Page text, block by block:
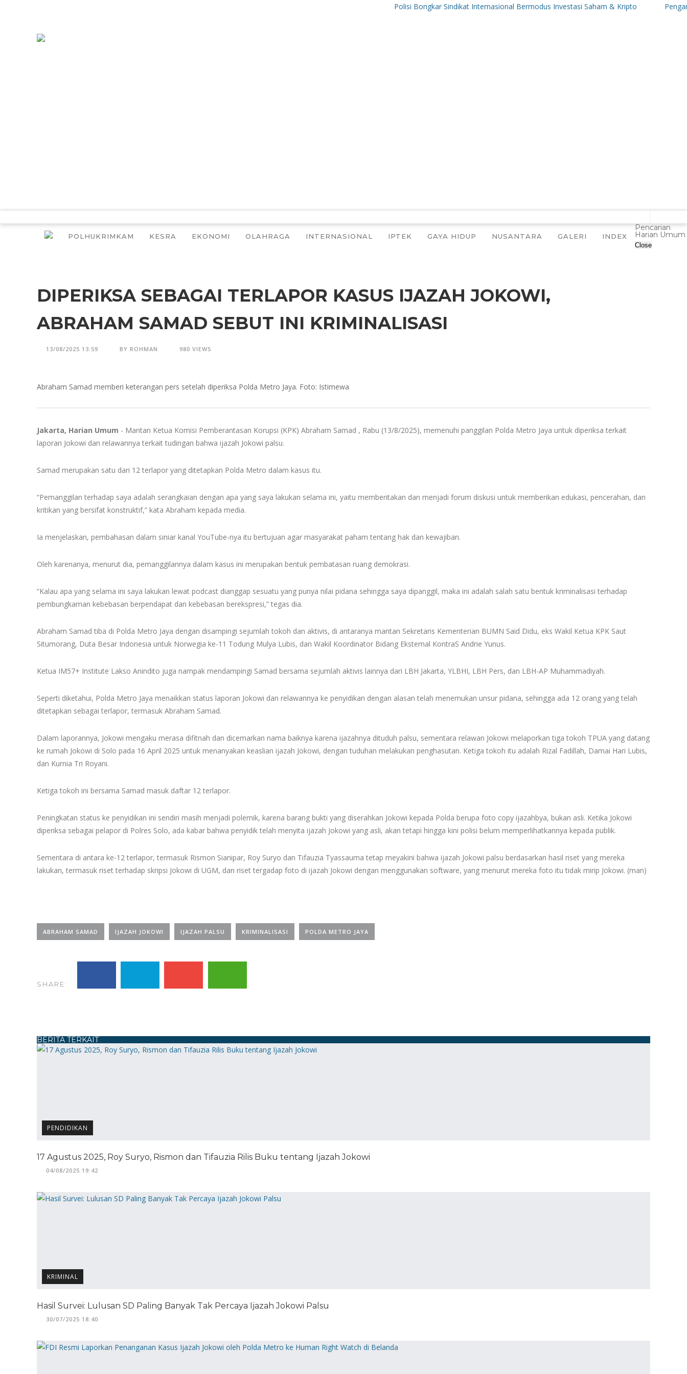
Polisi Bongkar Sindikat Internasional Bermodus Investasi Saham & Kripto Pengamat
POLHUKRIMKAM KESRA EKONOMI OLAHRAGA INTERNASIONAL IPTEK GAYA HIDUP NUSANTARA GALERI INDEX
Pencarian
Harian Umum
Close
DIPERIKSA SEBAGAI TERLAPOR KASUS IJAZAH JOKOWI,
ABRAHAM SAMAD SEBUT INI KRIMINALISASI
13/08/2025 13:59 BY ROHMAN 980 VIEWS
Abraham Samad memberi keterangan pers setelah diperiksa Polda Metro Jaya. Foto: Istimewa
Jakarta, Harian Umum - Mantan Ketua Komisi Pemberantasan Korupsi (KPK) Abraham Samad , Rabu (13/8/2025), memenuhi panggilan Polda Metro Jaya untuk diperiksa terkait
laporan Jokowi dan relawannya terkait tudingan bahwa ijazah Jokowi palsu.
Samad merupakan satu dari 12 terlapor yang ditetapkan Polda Metro dalam kasus itu.
“Pemanggilan terhadap saya adalah serangkaian dengan apa yang saya lakukan selama ini, yaitu memberitakan dan menjadi forum diskusi untuk memberikan edukasi, pencerahan, dan
kritikan yang bersifat konstruktif,” kata Abraham kepada media.
Ia menjelaskan, pembahasan dalam siniar kanal YouTube-nya itu bertujuan agar masyarakat paham tentang hak dan kewajiban.
Oleh karenanya, menurut dia, pemanggilannya dalam kasus ini merupakan bentuk pembatasan ruang demokrasi.
“Kalau apa yang selama ini saya lakukan lewat podcast dianggap sesuatu yang punya nilai pidana sehingga saya dipanggil, maka ini adalah salah satu bentuk kriminalisasi terhadap
pembungkaman kebebasan berpendapat dan kebebasan berekspresi,” tegas dia.
Abraham Samad tiba di Polda Metro Jaya dengan disampingi sejumlah tokoh dan aktivis, di antaranya mantan Sekretaris Kementerian BUMN Said Didu, eks Wakil Ketua KPK Saut
Situmorang, Duta Besar Indonesia untuk Norwegia ke-11 Todung Mulya Lubis, dan Wakil Koordinator Bidang Eksternal KontraS Andrie Yunus.
Ketua IM57+ Institute Lakso Anindito juga nampak mendampingi Samad bersama sejumlah aktivis lainnya dari LBH Jakarta, YLBHI, LBH Pers, dan LBH-AP Muhammadiyah.
Seperti diketahui, Polda Metro Jaya menaikkan status laporan Jokowi dan relawannya ke penyidikan dengan alasan telah menemukan unsur pidana, sehingga ada 12 orang yang telah
ditetapkan sebagai terlapor, termasuk Abraham Samad.
Dalam laporannya, Jokowi mengaku merasa difitnah dan dicemarkan nama baiknya karena ijazahnya dituduh palsu, sementara relawan Jokowi melaporkan tiga tokoh TPUA yang datang
ke rumah Jokowi di Solo pada 16 April 2025 untuk menanyakan keaslian ijazah Jokowi, dengan tuduhan melakukan penghasutan. Ketiga tokoh itu adalah Rizal Fadillah, Damai Hari Lubis,
dan Kurnia Tri Royani.
Ketiga tokoh ini bersama Samad masuk daftar 12 terlapor.
Peningkatan status ke penyidikan ini sendiri masih menjadi polemik, karena barang bukti yang diserahkan Jokowi kepada Polda berupa foto copy ijazahbya, bukan asli. Ketika Jokowi
diperiksa sebagai pelapor di Polres Solo, ada kabar bahwa penyidik telah menyita ijazah Jokowi yang asli, akan tetapi hingga kini polisi belum memperlihatkannya kepada publik.
Sementara di antara ke-12 terlapor, termasuk Rismon Sianipar, Roy Suryo dan Tifauzia Tyassauma tetap meyakini bahwa ijazah Jokowi palsu berdasarkan hasil riset yang mereka
lakukan, termasuk riset terhadap skripsi Jokowi di UGM, dan riset tergadap foto di ijazah Jokowi dengan menggunakan software, yang menurut mereka foto itu tidak mirip Jokowi. (man)
ABRAHAM SAMAD IJAZAH JOKOWI IJAZAH PALSU KRIMINALISASI POLDA METRO JAYA
SHARE:
BERITA TERKAIT
PENDIDIKAN
17 Agustus 2025, Roy Suryo, Rismon dan Tifauzia Rilis Buku tentang Ijazah Jokowi
04/08/2025 19:42
KRIMINAL
Hasil Survei: Lulusan SD Paling Banyak Tak Percaya Ijazah Jokowi Palsu
30/07/2025 18:40